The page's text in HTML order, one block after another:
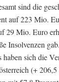
sind die
auf 223 Mio.
29 Mio. Euro
Insolvenzen
sich die
(+